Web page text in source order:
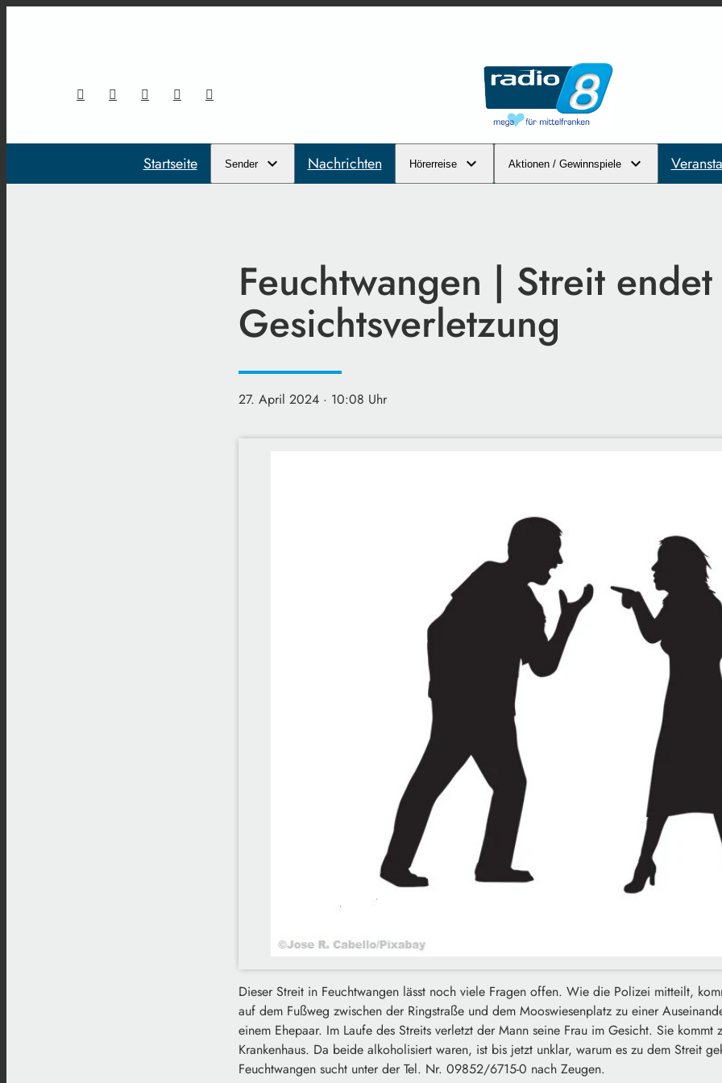
Startseite Sender Nachrichten Hörerreise Aktionen / Gewinnspiele
Feuchtwangen | Streit
Gesichtsverletzung
27. April 2024 · 10:08 Uhr
Dieser Streit in Feuchtwangen lässt noch viele Fragen offen. Wie die Polizei mitteilt,
auf dem Fußweg zwischen der Ringstraße und dem Mooswiesenplatz zu einer
einem Ehepaar. Im Laufe des Streits verletzt der Mann seine Frau im Gesicht. Sie kommt
Krankenhaus. Da beide alkoholisiert waren, ist bis jetzt unklar, warum es zu dem Streit
Feuchtwangen sucht unter der Tel. Nr. 09852/6715-0 nach Zeugen.